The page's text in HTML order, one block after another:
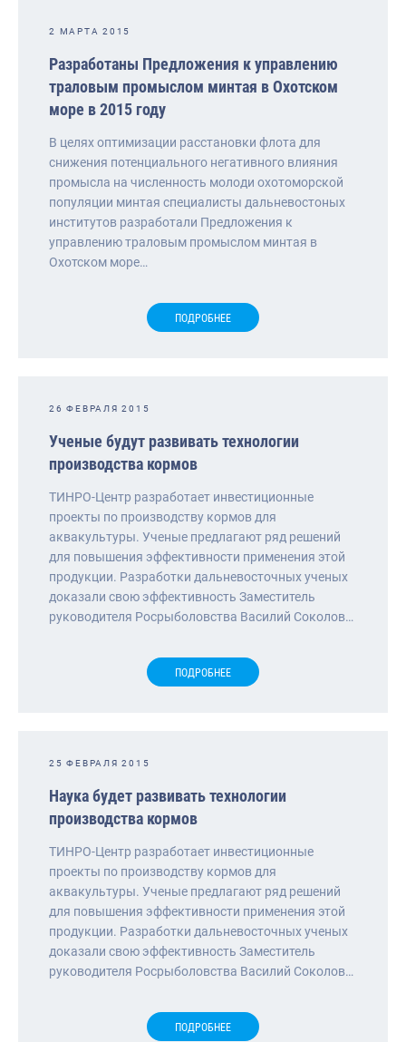
2 МАРТА 2015
Разработаны Предложения к управлению
траловым промыслом минтая в Охотском
море в 2015 году
В целях оптимизации расстановки флота для
снижения потенциального негативного влияния
промысла на численность молоди охотоморской
популяции минтая специалисты дальневостоных
институтов разработали Предложения к
управлению траловым промыслом минтая в
Охотском море…
ПОДРОБНЕЕ
26 ФЕВРАЛЯ 2015
Ученые будут развивать технологии
производства кормов
ТИНРО-Центр разработает инвестиционные
проекты по производству кормов для
аквакультуры. Ученые предлагают ряд решений
для повышения эффективности применения этой
продукции. Разработки дальневосточных ученых
доказали свою эффективность Заместитель
руководителя Росрыболовства Василий Соколов…
ПОДРОБНЕЕ
25 ФЕВРАЛЯ 2015
Наука будет развивать технологии
производства кормов
ТИНРО-Центр разработает инвестиционные
проекты по производству кормов для
аквакультуры. Ученые предлагают ряд решений
для повышения эффективности применения этой
продукции. Разработки дальневосточных ученых
доказали свою эффективность Заместитель
руководителя Росрыболовства Василий Соколов…
ПОДРОБНЕЕ